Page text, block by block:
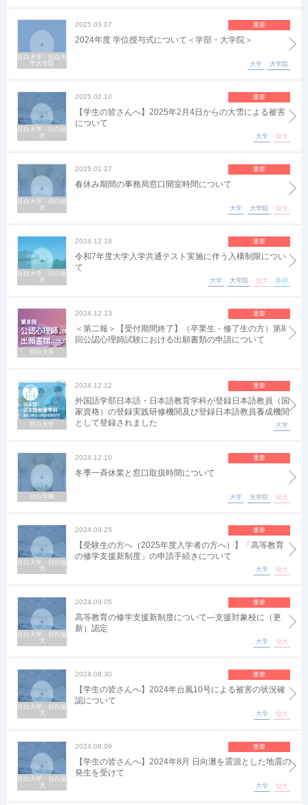
2025.03.07 重要
2024年度 学位授与式について＜学部・大学院＞
大学 大学院
目白大学・目白大
学大学院
2025.02.10 重要
【学生の皆さんへ】2025年2月4日からの大雪による被害
について
大学 短大
目白大学・目白短
大
2025.01.27 重要
春休み期間の事務局窓口開室時間について
大学 大学院 短大
目白大学・目白短
大
2024.12.18 重要
令和7年度大学入学共通テスト実施に伴う入構制限につい
て
大学 大学院 短大 新宿
目白大学・目白短
大
2024.12.13 重要
＜第二報＞【受付期間終了】（卒業生・修了生の方）第8
回公認心理師試験における出願書類の申請について
目白大学
2024.12.12 重要
外国語学部日本語・日本語教育学科が登録日本語教員（国
家資格）の登録実践研修機関及び登録日本語教員養成機関
として登録されました
大学
目白大学
2024.12.10 重要
冬季一斉休業と窓口取扱時間について
大学 大学院 短大
目白学園
2024.09.25 重要
【受験生の方へ（2025年度入学者の方へ）】「高等教育
の修学支援新制度」の申請手続きについて
大学 短大
目白大学・目白短
大
2024.09.05 重要
高等教育の修学支援新制度について―支援対象校に（更
新）認定
大学 短大
目白大学・目白短
大
2024.08.30 重要
【学生の皆さんへ】2024年台風10号による被害の状況確
認について
大学 短大
目白大学・目白短
大
2024.08.09 重要
【学生の皆さんへ】2024年8月 日向灘を震源とした地震の
発生を受けて
大学 短大
目白大学・目白短
大